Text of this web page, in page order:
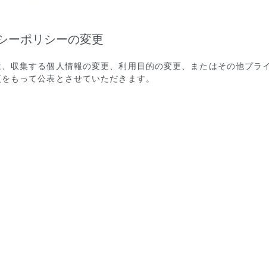
ーポリシーの変更
収集する個人情報の変更、利用目的の変更、またはその他プラ
もって公表とさせていただきます。